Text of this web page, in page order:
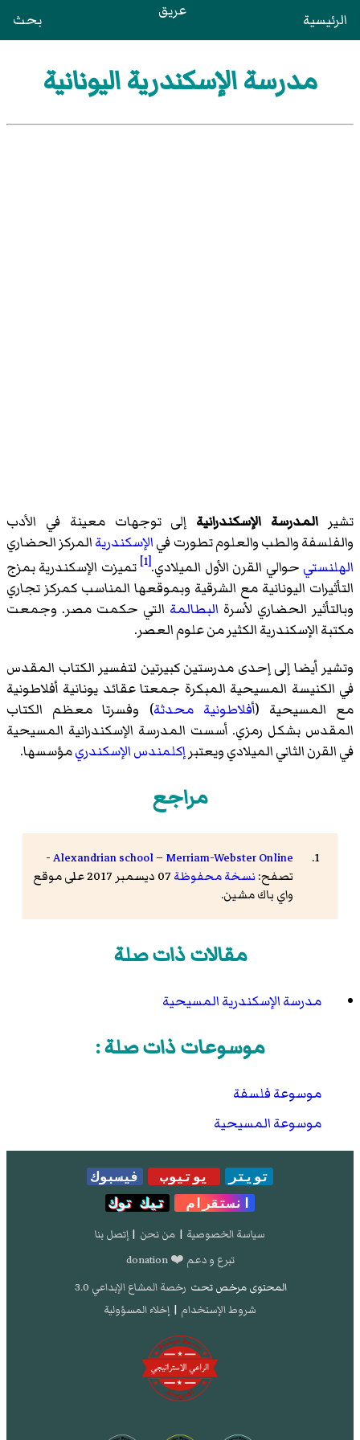
الرئيسية عريق بحث
مدرسة الإسكندرية اليونانية
تشير المدرسة الإسكندرانية إلى توجهات معينة في الأدب
والفلسفة والطب والعلوم تطورت فيالإسكندريةالمركز الحضاري
الهلنستي حوالي القرن الأول الميلادي.[1]
تميزت الإسكندرية بمزج
التأثيرات اليونانية مع الشرقية وبموقعها المناسب كمركز تجاري
وبالتأثير الحضاري لأسرة البطالمة التي حكمت مصر. وجمعت
مكتبة الإسكندرية الكثير من علوم العصر.
وتشير أيضا إلى إحدى مدرستين كبيرتين لتفسير الكتاب المقدس
في الكنيسة المسيحية المبكرة جمعتا عقائد يونانية أفلاطونية
مع المسيحية (أفلاطونية محدثة) وفسرتا معظم الكتاب
المقدس بشكل رمزي. أسست المدرسة الإسكندرانية المسيحية
في القرن الثاني الميلادي ويعتبرإكلمندس الإسكندريمؤسسها.
مراجع
Alexandrian school – Merriam-Webster Online
-
تصفح: نسخة محفوظة
07 ديسمبر 2017 على موقع
واي باك مشين.
مقالات ذات صلة
مدرسة الإسكندرية المسيحية
موسوعات ذات صلة :
موسوعة فلسفة
موسوعة المسيحية
تويتر يوتيوب
فيسبوك
انستقرام
تيك توك
سياسة الخصوصية | من نحن | إتصل بنا
تبرع و دعم ❤️ donation
المحتوى مرخص تحت رخصة المشاع الإبداعي 3.0
شروط الإستخدام | إخلاء المسؤولية